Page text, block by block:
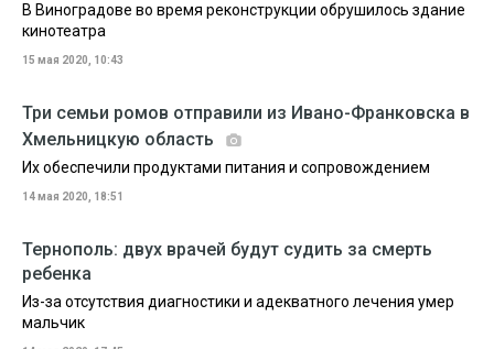
В Виноградове во время реконструкции обрушилось здание
кинотеатра
15 мая 2020, 10:43
Три семьи ромов отправили из Ивано-Франковска в
Хмельницкую область
Их обеспечили продуктами питания и сопровождением
14 мая 2020, 18:51
Тернополь: двух врачей будут судить за смерть
ребенка
Из-за отсутствия диагностики и адекватного лечения умер
мальчик